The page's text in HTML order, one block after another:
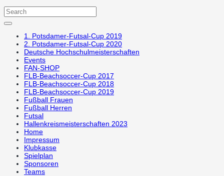
1. Potsdamer-Futsal-Cup 2019
2. Potsdamer-Futsal-Cup 2020
Deutsche Hochschulmeisterschaften
Events
FAN-SHOP
FLB-Beachsoccer-Cup 2017
FLB-Beachsoccer-Cup 2018
FLB-Beachsoccer-Cup 2019
Fußball Frauen
Fußball Herren
Futsal
Hallenkreismeisterschaften 2023
Home
Impressum
Klubkasse
Spielplan
Sponsoren
Teams